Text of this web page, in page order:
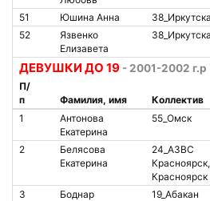
51 Юшина Анна
52
Язвенко
Елизавета
ДЕВУШКИ ДО 19 - 2001-2002 г.р
П/
п
Фамилия, имя Коллектив
1
Антонова
Екатерина
55_Омск
2
Белясова
Екатерина
24_АЗВС
Красноярск,
Красноярск
3
Боднар
19_Абакан